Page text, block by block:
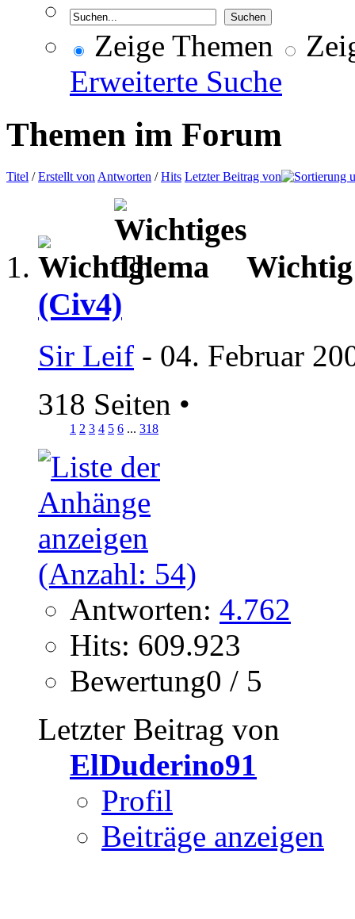
Zeige Themen
Erweiterte Suche
Themen im Forum
Titel /Erstellt von Antworten /Hits Letzter Beitrag von
(Civ4)
Sir Leif - 04. Februar
318 Seiten •
1 2 3 4 5 6 ... 318
Antworten: 4.762
Hits: 609.923
Bewertung0 / 5
Letzter Beitrag von
ElDuderino91
Profil
Beiträge anzeigen